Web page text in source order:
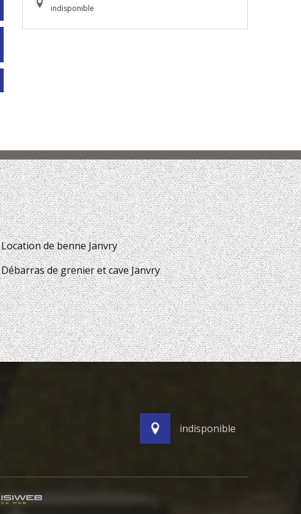
indisponible
Location de benne Janvry
Débarras de grenier et cave Janvry
indisponible